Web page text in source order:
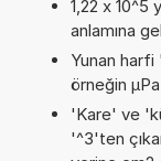
1,22 x 10^5
anlamına
Yunan
örneğin
'Kare' ve
'^3'ten